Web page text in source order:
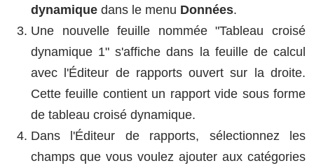
dynamique dans le menu Données.
Une nouvelle feuille nommée "Tableau croisé
dynamique 1" s'affiche dans la feuille de calcul
avec l'Éditeur de rapports ouvert sur la droite.
Cette feuille contient un rapport vide sous forme
de tableau croisé dynamique.
Dans l'Éditeur de rapports, sélectionnez les
champs que vous voulez ajouter aux catégories